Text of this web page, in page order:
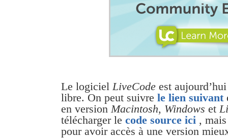
Le logicielLiveCode est
libre. On peut suivre le lien suivant
en versionMacintosh, Windows et
télécharger le code source ici ,
pour avoir accès à une version